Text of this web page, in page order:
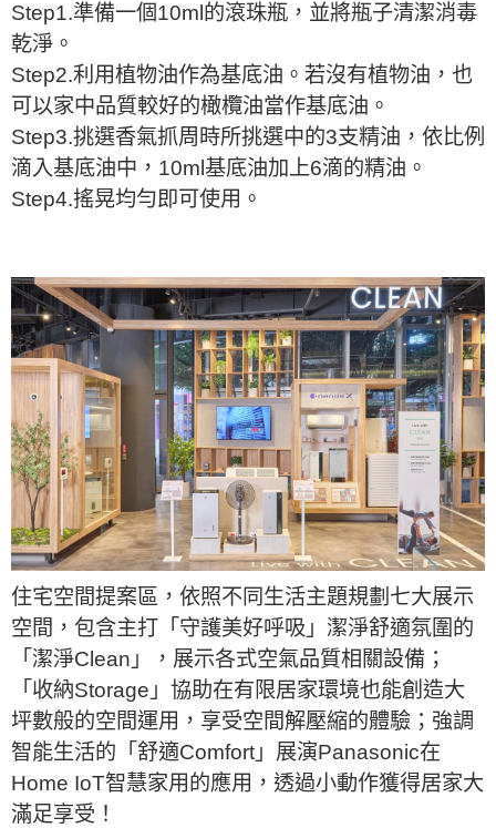
Step1.準備一個10ml的滾珠瓶，並將瓶子清潔消毒
乾淨。
Step2.利用植物油作為基底油。若沒有植物油，也
可以家中品質較好的橄欖油當作基底油。
Step3.挑選香氣抓周時所挑選中的3支精油，依比例
滴入基底油中，10ml基底油加上6滴的精油。
Step4.搖晃均勻即可使用。
住宅空間提案區，依照不同生活主題規劃七大展示
空間，包含主打「守護美好呼吸」潔淨舒適氛圍的
「潔淨Clean」，展示各式空氣品質相關設備；
「收納Storage」協助在有限居家環境也能創造大
坪數般的空間運用，享受空間解壓縮的體驗；強調
智能生活的「舒適Comfort」展演Panasonic在
Home IoT智慧家用的應用，透過小動作獲得居家大
滿足享受！